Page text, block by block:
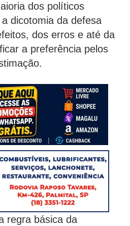
dos políticos
dicotomia da defesa
dos erros e até da
a preferência pelos
regra básica da